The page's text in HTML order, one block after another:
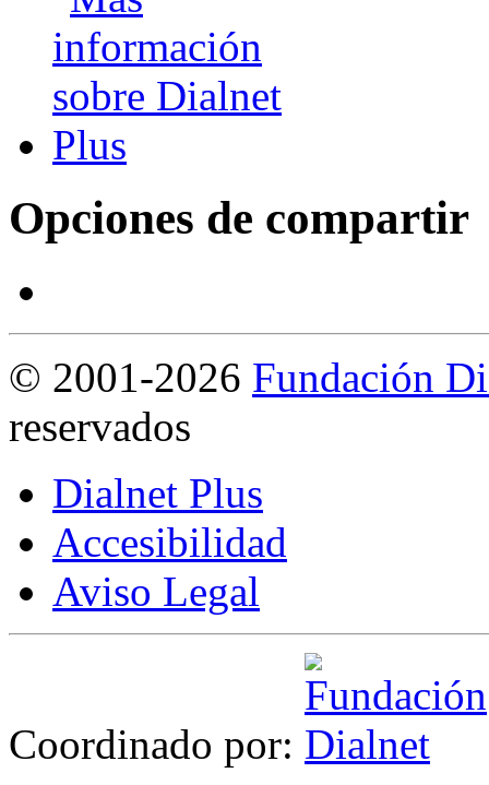
Opciones de compartir
© 2001-2026 Fundación
reservados
Dialnet Plus
Accesibilidad
Aviso Legal
Coordinado por: